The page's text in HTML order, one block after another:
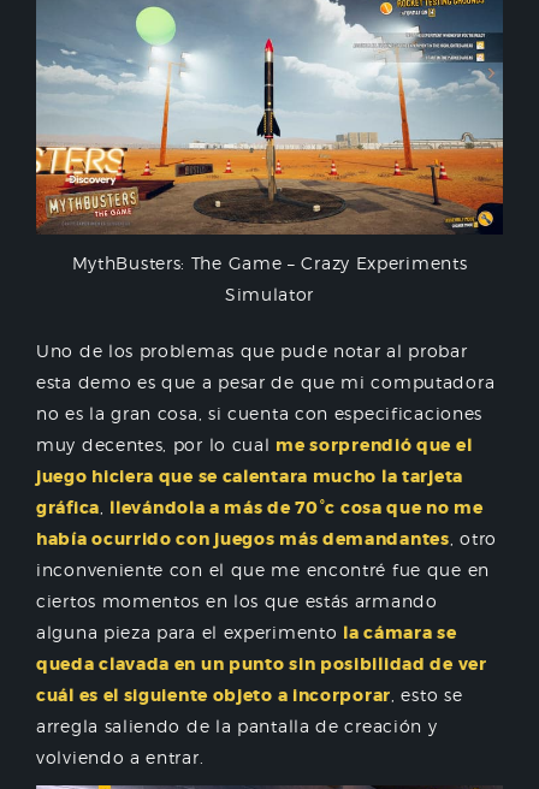
MythBusters: The Game – Crazy Experiments
Simulator
Uno de los problemas que pude notar al probar
esta demo es que a pesar de que mi computadora
no es la gran cosa, si cuenta con especificaciones
muy decentes, por lo cual me sorprendió que el
juego hiciera que se calentara mucho la tarjeta
gráfica llevándola a más de 70°c cosa que no me
había ocurrido con juegos más demandantes , otro
inconveniente con el que me encontré fue que en
ciertos momentos en los que estás armando
alguna pieza para el experimento la cámara se
queda clavada en un punto sin posibilidad de ver
cuál es el siguiente objeto a incorporar , esto se
arregla saliendo de la pantalla de creación y
volviendo a entrar.